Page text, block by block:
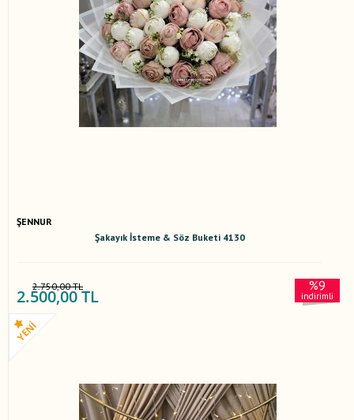
ŞENNUR
Şakayık İsteme & Söz Buketi 4130
2.750,00 TL
2.500,00 TL
%9
indirimli